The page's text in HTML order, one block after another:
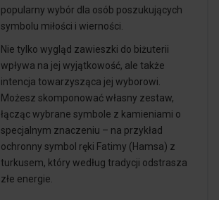
popularny wybór dla osób poszukujących
symbolu miłości i wierności.
Nie tylko wygląd zawieszki do biżuterii
wpływa na jej wyjątkowość, ale także
intencja towarzysząca jej wyborowi.
Możesz skomponować własny zestaw,
łącząc wybrane symbole z kamieniami o
specjalnym znaczeniu – na przykład
ochronny symbol ręki Fatimy (Hamsa) z
turkusem, który według tradycji odstrasza
złe energie.